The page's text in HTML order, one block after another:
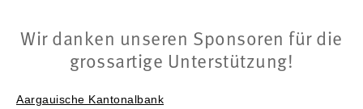
Wir danken unseren Sponsoren für die
grossartige Unterstützung!
Aargauische Kantonalbank